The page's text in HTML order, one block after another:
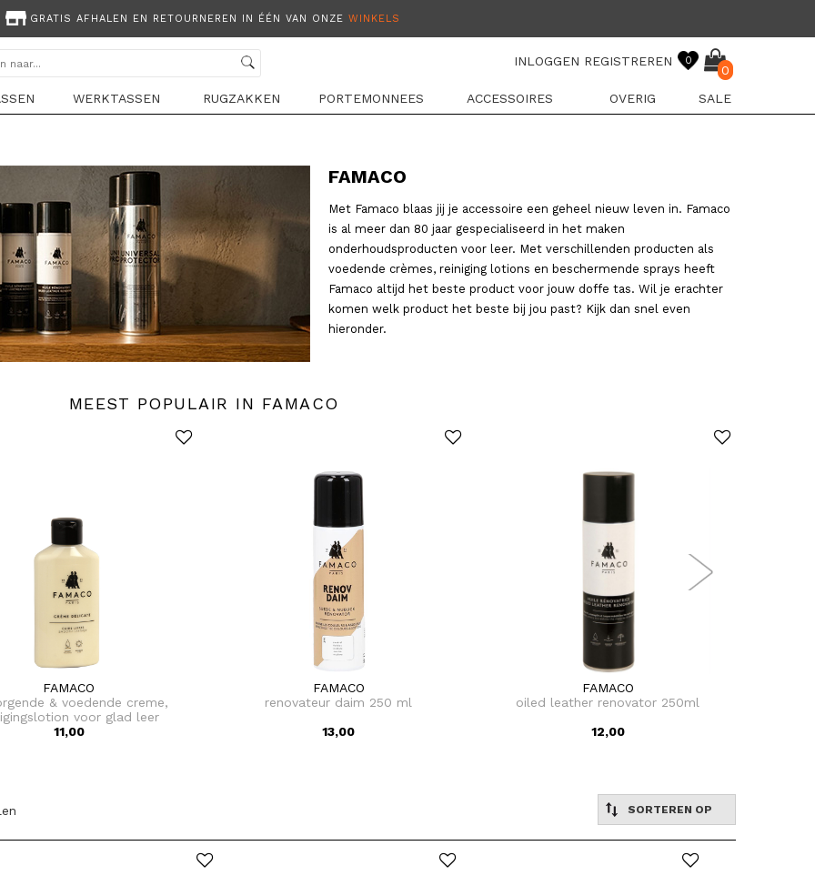
GRATIS AFHALEN EN RETOURNEREN IN ÉÉN VAN ONZE WINKELS
INLOGGEN REGISTREREN 0
0
WERKTASSEN RUGZAKKEN PORTEMONNEES ACCESSOIRES OVERIG SALE
FAMACO
Met Famaco blaas jij je accessoire een geheel nieuw leven in. Famaco
is al meer dan 80 jaar gespecialiseerd in het maken
onderhoudsproducten voor leer. Met verschillenden producten als
voedende crèmes, reiniging lotions en beschermende sprays heeft
Famaco altijd het beste product voor jouw doffe tas. Wil je erachter
komen welk product het beste bij jou past? Kijk dan snel even
hieronder.
MEEST POPULAIR IN FAMACO
FAMACO
& voedende creme,
voor glad leer
11,00
FAMACO
renovateur daim 250 ml
13,00
FAMACO
oiled leather renovator 250ml
12,00
SORTEREN OP